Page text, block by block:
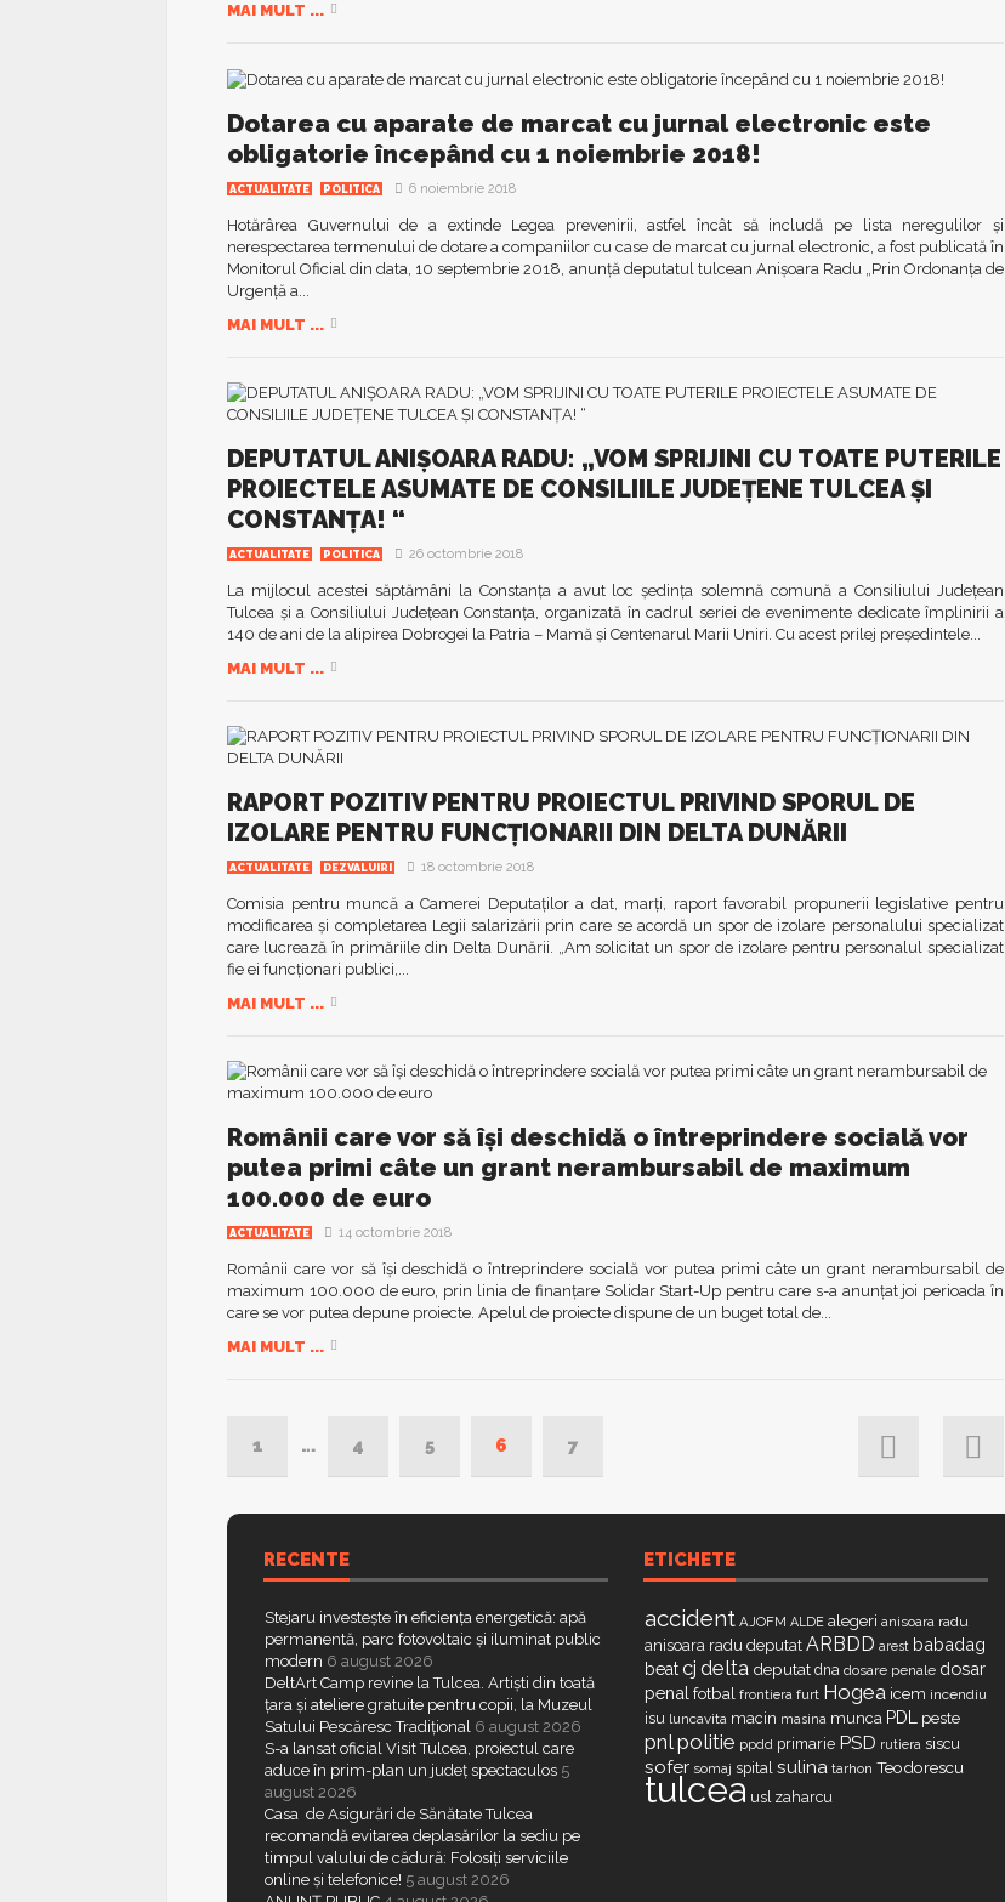
MAI MULT ...
Dotarea cu aparate de marcat cu jurnal electronic este
obligatorie începând cu 1 noiembrie 2018!
ACTUALITATE POLITICA 6 noiembrie 2018
Hotărârea Guvernului de a extinde Legea prevenirii, astfel încât să includă pe lista neregulilor şi
nerespectarea termenului de dotare a companiilor cu case de marcat cu jurnal electronic, a fost publicată în
Monitorul Oficial din data, 10 septembrie 2018, anunță deputatul tulcean Anișoara Radu „Prin Ordonanţa de
Urgenţă a...
MAI MULT ...
DEPUTATUL ANIȘOARA RADU: „VOM SPRIJINI CU TOATE PUTERILE
PROIECTELE ASUMATE DE CONSILIILE JUDEȚENE TULCEA ȘI
CONSTANȚA! “
ACTUALITATE POLITICA 26 octombrie 2018
La mijlocul acestei săptămâni la Constanța a avut loc ședința solemnă comună a Consiliului Județean
Tulcea și a Consiliului Județean Constanța, organizată în cadrul seriei de evenimente dedicate împlinirii a
140 de ani de la alipirea Dobrogei la Patria – Mamă și Centenarul Marii Uniri. Cu acest prilej președintele...
MAI MULT ...
RAPORT POZITIV PENTRU PROIECTUL PRIVIND SPORUL DE
IZOLARE PENTRU FUNCȚIONARII DIN DELTA DUNĂRII
ACTUALITATE DEZVALUIRI 18 octombrie 2018
Comisia pentru muncă a Camerei Deputaţilor a dat, marţi, raport favorabil propunerii legislative pentru
modificarea şi completarea Legii salarizării prin care se acordă un spor de izolare personalului specializat
care lucrează în primăriile din Delta Dunării. „Am solicitat un spor de izolare pentru personalul specializat
fie ei funcţionari publici,...
MAI MULT ...
Românii care vor să își deschidă o întreprindere socială vor
putea primi câte un grant nerambursabil de maximum
100.000 de euro
ACTUALITATE 14 octombrie 2018
Românii care vor să își deschidă o întreprindere socială vor putea primi câte un grant nerambursabil de
maximum 100.000 de euro, prin linia de finanțare Solidar Start-Up pentru care s-a anunțat joi perioada în
care se vor putea depune proiecte. Apelul de proiecte dispune de un buget total de...
MAI MULT ...
1 … 4 5 6 7
RECENTE
Stejaru investește în eficiența energetică: apă
permanentă, parc fotovoltaic și iluminat public
modern 6 august 2026
DeltArt Camp revine la Tulcea. Artiști din toată
țara și ateliere gratuite pentru copii, la Muzeul
Satului Pescăresc Tradițional 6 august 2026
S-a lansat oficial Visit Tulcea, proiectul care
aduce în prim-plan un județ spectaculos 5
august 2026
Casa de Asigurări de Sănătate Tulcea
recomandă evitarea deplasărilor la sediu pe
timpul valului de cădură: Folosiți serviciile
online și telefonice! 5 august 2026
ETICHETE
accident AJOFM ALDE alegeri anisoara radu
anisoara radu deputat ARBDD arest babadag
beatcj delta deputat dna dosare penale dosar
penal fotbal frontiera furt Hogea icem incendiu
isu luncavita macin masina munca PDL peste
pnlpolitie ppdd primarie PSD rutiera siscu
sofer somaj spital sulina tarhon Teodorescu
tulcea usl zaharcu